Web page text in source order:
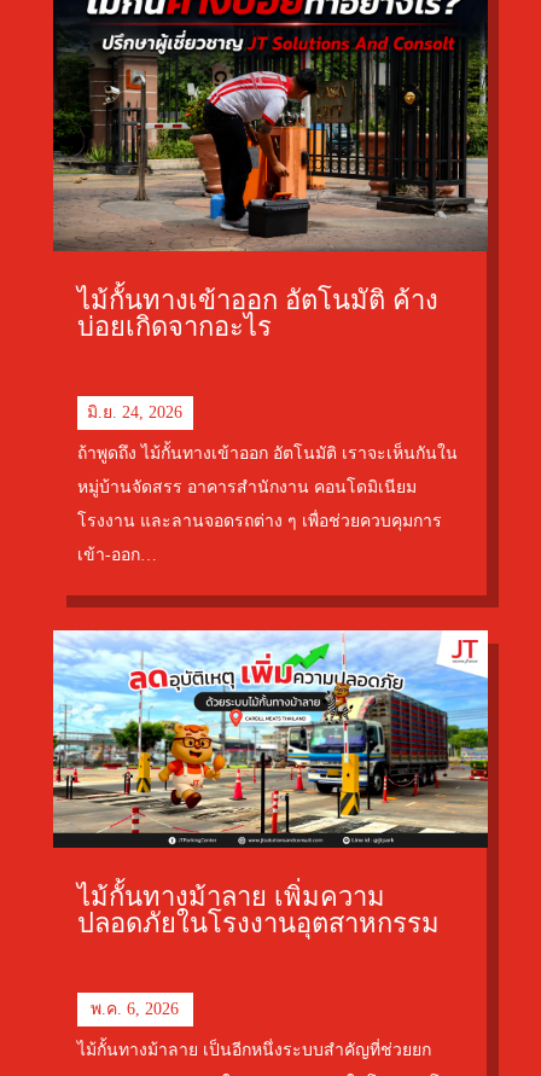
ไม้กั้นทางเข้าออก อัตโนมัติ ค้าง
บ่อยเกิดจากอะไร
มิ.ย. 24, 2026
ถ้าพูดถึง ไม้กั้นทางเข้าออก อัตโนมัติ เราจะเห็นกันใน
หมู่บ้านจัดสรร อาคารสำนักงาน คอนโดมิเนียม
โรงงาน และลานจอดรถต่าง ๆ เพื่อช่วยควบคุมการ
เข้า-ออก…
ไม้กั้นทางม้าลาย เพิ่มความ
ปลอดภัยในโรงงานอุตสาหกรรม
พ.ค. 6, 2026
ไม้กั้นทางม้าลาย เป็นอีกหนึ่งระบบสำคัญที่ช่วยยก